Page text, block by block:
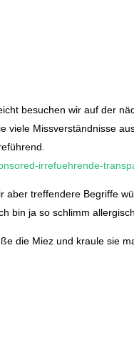
besuchen wir auf der
viele Missverständnisse
irrefuehrende-
aber treffendere Begriffe
bin ja so schlimm
die Miez und kraule sie